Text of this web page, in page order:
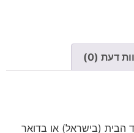
דעת (0)
הבית (בישראל) או בדואר